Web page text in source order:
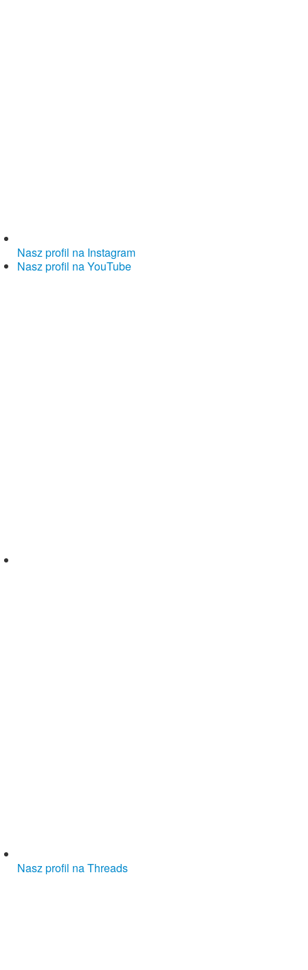
Nasz profil na Instagram
Nasz profil na YouTube
Nasz profil na Threads